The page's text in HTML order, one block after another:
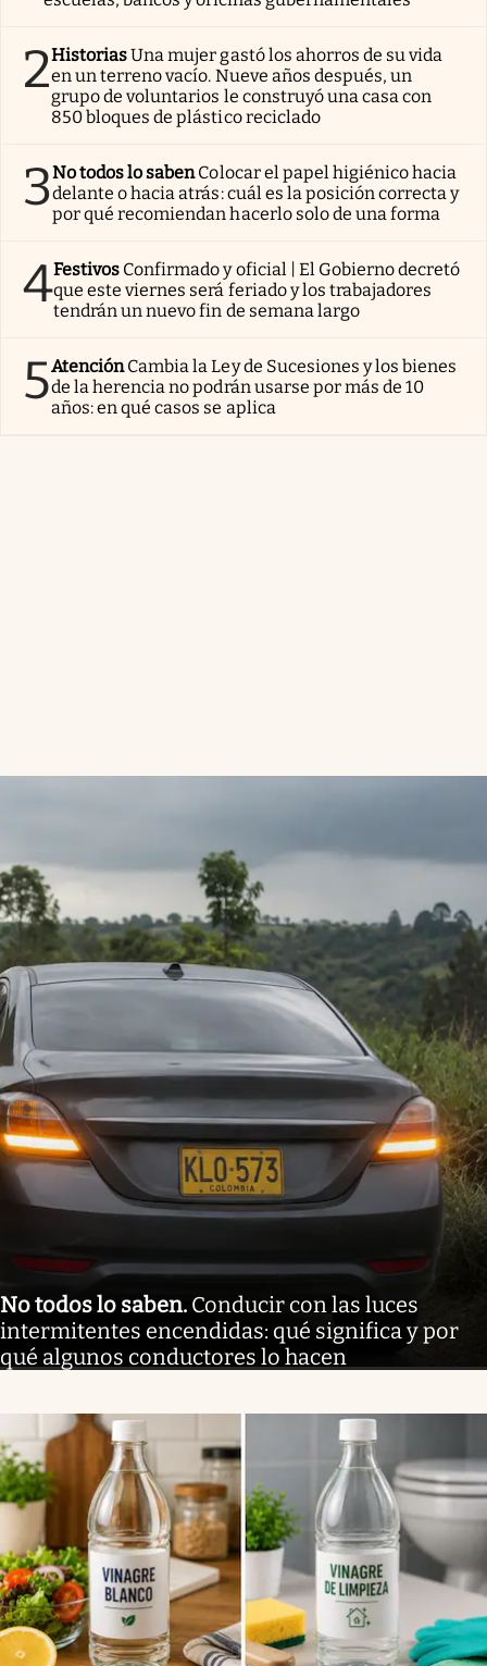
2HistoriasUna mujer gastó los ahorros de su vida
en un terreno vacío. Nueve años después, un
grupo de voluntarios le construyó una casa con
850 bloques de plástico reciclado
3No todos lo sabenColocar el papel higiénico hacia
delante o hacia atrás: cuál es la posición correcta y
por qué recomiendan hacerlo solo de una forma
4Festivos Confirmado y oficial | El Gobierno decretó
que este viernes será feriado y los trabajadores
tendrán un nuevo fin de semana largo
5AtenciónCambia la Ley de Sucesiones y los bienes
de la herencia no podrán usarse por más de 10
años: en qué casos se aplica
No todos lo saben. Conducir con las luces
intermitentes encendidas: qué significa y por
qué algunos conductores lo hacen